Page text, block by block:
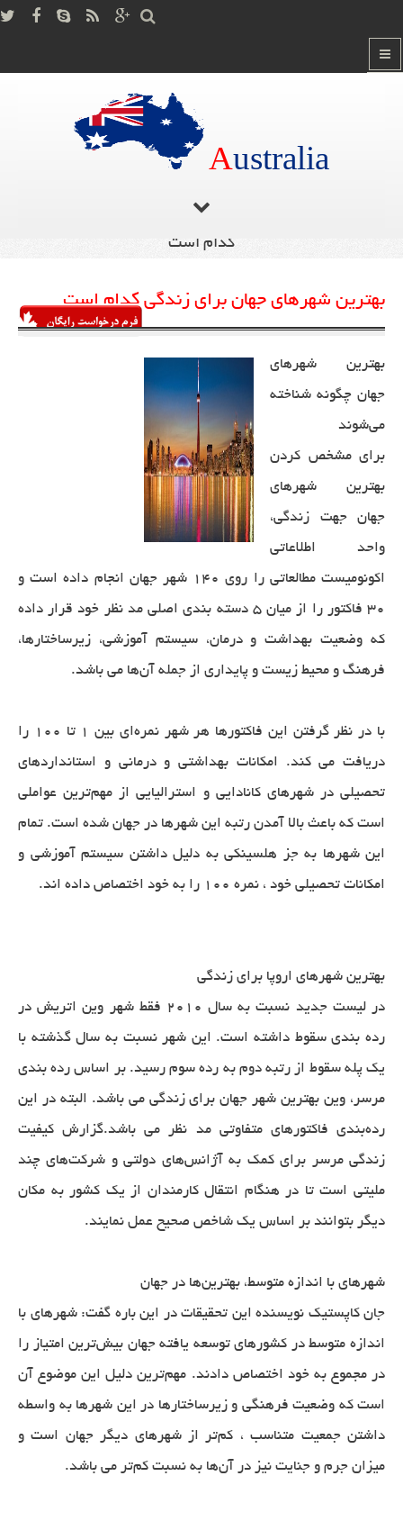
Australia
کدام است
بهترین شهرهای جهان برای زندگی کدام است
بهترین شهرهای
جهان چگونه شناخته
می‌شوند
برای مشخص کردن
بهترین شهرهای
جهان جهت زندگی،
واحد اطلاعاتی
اکونومیست مطالعاتی را روی 140 شهر جهان انجام داده است و
30 فاکتور را از میان 5 دسته بندی اصلی مد نظر خود قرار داده
که وضعیت بهداشت و درمان، سیستم آموزشی، زیرساختارها،
فرهنگ و محیط زیست و پایداری از جمله آن‌ها می باشد.
با در نظر گرفتن این فاکتورها هر شهر نمره‌ای بین 1 تا 100 را
دریافت می کند. امکانات بهداشتی و درمانی و استانداردهای
تحصیلی در شهرهای کانادایی و استرالیایی از مهم‌ترین عواملی
است که باعث بالا آمدن رتبه این شهرها در جهان شده است. تمام
این شهرها به جز هلسینکی به دلیل داشتن سیستم آموزشی و
امکانات تحصیلی خود ، نمره 100 را به خود اختصاص داده اند.
بهترین شهرهای اروپا برای زندگی
در لیست جدید نسبت به سال 2010 فقط شهر وین اتریش در
رده بندی سقوط داشته است. این شهر نسبت به سال گذشته با
یک پله سقوط از رتبه دوم به رده سوم رسید. بر اساس رده بندی
مرسر، وین بهترین شهر جهان برای زندگی می باشد. البته در این
رده‌بندی فاکتورهای متفاوتی مد نظر می باشد.گزارش کیفیت
زندگی مرسر برای کمک به آژانس‌های دولتی و شرکت‌های چند
ملیتی است تا در هنگام انتقال کارمندان از یک کشور به مکان
دیگر بتوانند بر اساس یک شاخص صحیح عمل نمایند.
شهرهای با اندازه متوسط، بهترین‌ها در جهان
جان کاپستیک نویسنده این تحقیقات در این باره گفت: شهرهای با
اندازه متوسط در کشورهای توسعه یافته جهان بیش‌ترین امتیاز را
در مجموع به خود اختصاص دادند. مهم‌ترین دلیل این موضوع آن
است که وضعیت فرهنگی و زیرساختارها در این شهرها به واسطه
داشتن جمعیت متناسب ، کم‌تر از شهرهای دیگر جهان است و
میزان جرم و جنایت نیز در آن‌ها به نسبت کم‌تر می باشد.